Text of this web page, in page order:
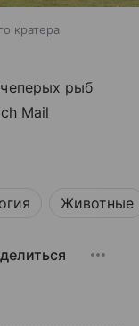
кратера
рыб
Mail
Животные